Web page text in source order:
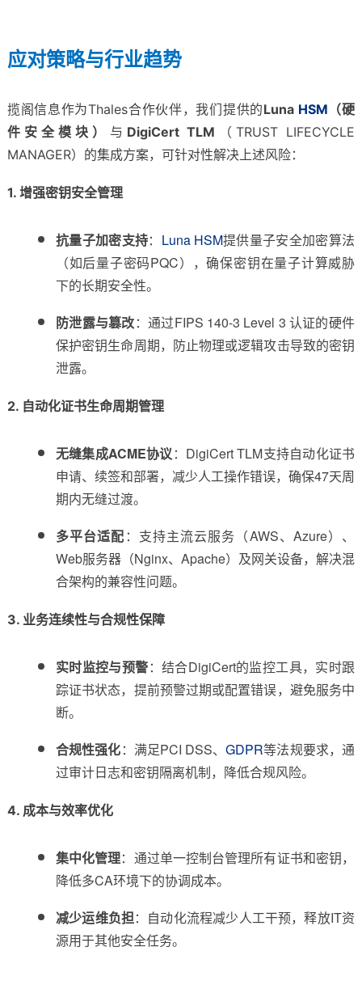
应对策略与行业趋势
揽阁信息作为Thales合作伙伴，我们提供的Luna HSM （硬
件安全模块） 与 DigiCert TLM （TRUST LIFECYCLE
MANAGER）的集成方案，可针对性解决上述风险：
1. 增强密钥安全管理
抗量子加密支持： Luna HSM提供量子安全加密算法
（如后量子密码PQC），确保密钥在量子计算威胁
下的长期安全性。
防泄露与篡改：通过FIPS 140-3 Level 3 认证的硬件
保护密钥生命周期，防止物理或逻辑攻击导致的密钥
泄露。
2. 自动化证书生命周期管理
无缝集成ACME协议：DigiCert TLM支持自动化证书
申请、续签和部署，减少人工操作错误，确保47天周
期内无缝过渡。
多平台适配 ：支持主流云服务（AWS、Azure）、
Web服务器（Nginx、Apache）及网关设备，解决混
合架构的兼容性问题。
3. 业务连续性与合规性保障
实时监控与预警：结合DigiCert的监控工具，实时跟
踪证书状态，提前预警过期或配置错误，避免服务中
断。
合规性强化：满足PCI DSS、GDPR等法规要求，通
过审计日志和密钥隔离机制，降低合规风险。
4. 成本与效率优化
集中化管理：通过单一控制台管理所有证书和密钥，
降低多CA环境下的协调成本。
减少运维负担：自动化流程减少人工干预，释放IT资
源用于其他安全任务。